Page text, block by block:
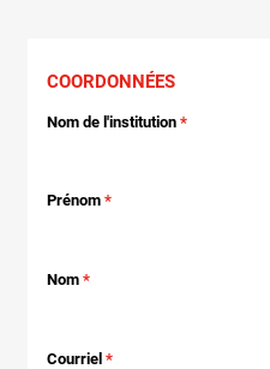
COORDONNÉES
Nom de l'institution
Prénom
Nom
Courriel